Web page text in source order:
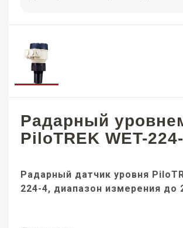
Радарный
PiloTREK WET-
Радарный датчик уровня
224-4, диапазон измерения до